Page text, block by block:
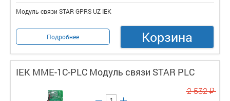
Модуль связи STAR GPRS UZ IEK
Подробнее Корзина
IEK MME-1C-PLC Модуль связи STAR PLC
2 532у